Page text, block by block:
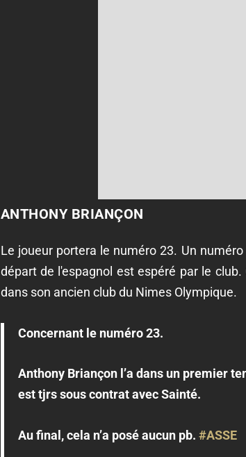
ANTHONY BRIANÇON
Le joueur portera le numéro 23. Un
départ de l'espagnol est espéré par le
dans son ancien club du Nimes Olympique.
Concernant le numéro 23.
Anthony Briançon l’a dans un premier
est tjrs sous contrat avec Sainté.
Au final, cela n’a posé aucun pb. #ASSE